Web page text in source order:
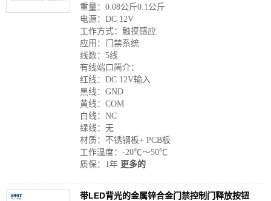
重量：0.08公斤0.1公斤
电源：DC 12V
工作方式：触摸感应
应用：门禁系统
线数：5线
有线端口简介：
红线：DC 12V输入
黑线：GND
黄线：COM
白线：NC
绿线：无
材质：不锈钢板+ PCB板
工作温度：-20℃〜50℃
质保：1年 更多的
带LED背光的金属锌合金门禁控制门释放按钮